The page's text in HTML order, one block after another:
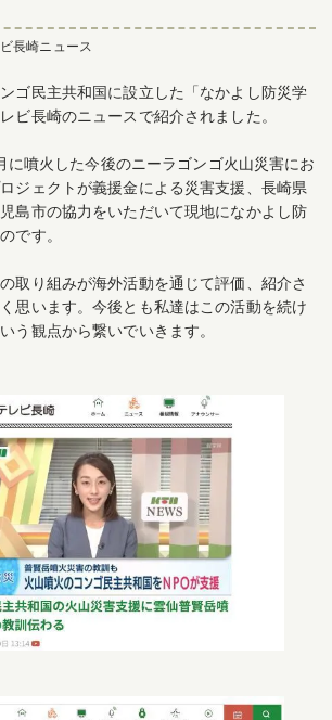
長崎ニュース
ゴ民主共和国に設立した「なかよし防災学
ビ長崎のニュースで紹介されました。
に噴火した今後のニーラゴンゴ火山災害にお
ジェクトが義援金による災害支援、長崎県
島市の協力をいただいて現地になかよし防
です。
取り組みが海外活動を通じて評価、紹介さ
思います。今後とも私達はこの活動を続け
う観点から繋いでいきます。